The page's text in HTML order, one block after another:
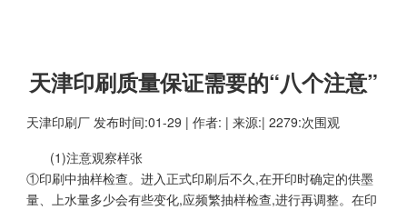
天津印刷质量保证需要的“八个注意”
天津印刷厂 发布时间:01-29 | 作者: | 来源:| 2279:次围观
(1)注意观察样张
①印刷中抽样检查。进入正式印刷后不久,在开印时确定的供墨
量、上水量多少会有些变化,应频繁抽样检查,进行再调整。在印